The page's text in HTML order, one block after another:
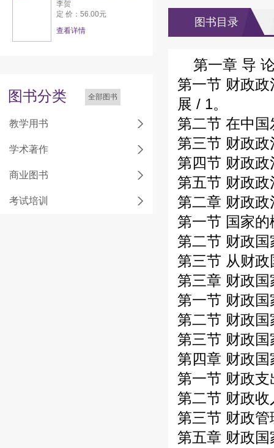
李贺
定 价：56.00元
查看详情
图书分类 全部图书
教学用书
学术著作
商业图书
考试培训
图书目录
第一章 导
第一节 财政
展 / 1。
第二节 在中
第三节 财政
第四节 财政
第五节 财政
第二章 财政
第一节 国家
第二节 财政
第三节 从财
第三章 财政
第一节 财政
第二节 财政
第三节 财政
第四章 财政
第一节 财政
第二节 财政
第三节 财政
第五章 财政